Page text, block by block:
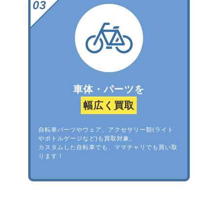
車体・パーツを
幅広く買取
自転車パーツやウェア、アクセサリー類(ライト
やボトルゲージなど)も買取対象。
カスタムした自転車でも、ママチャリでも買い取
ります！